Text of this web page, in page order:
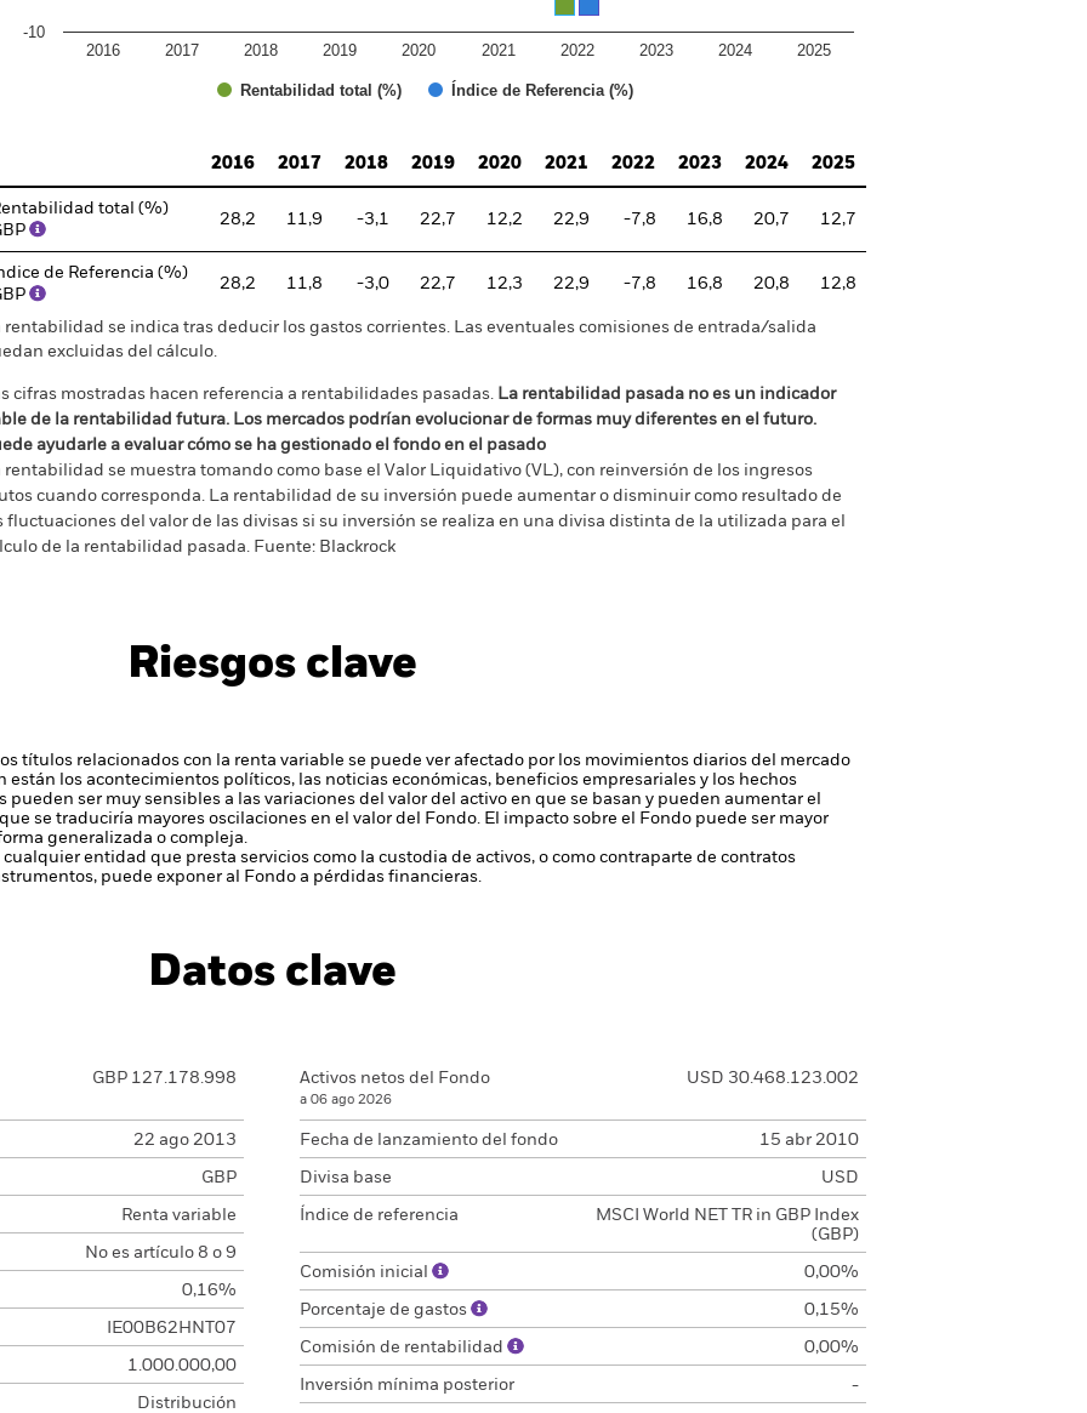
Rentabilidad total (%) Índice de Referencia (%)
2016 2017 2018 2019 2020 2021 2022 2023 2024 2025
-10
2016
2017 2018 2019 2020 2021 2022 2023 2024 2025
total (%)
28,2 11,9 -3,1 22,7 12,2 22,9 -7,8 16,8 20,7 12,7
de Referencia (%)
28,2 11,8 -3,0 22,7 12,3 22,9 -7,8 16,8 20,8 12,8
rentabilidad se indica tras deducir los gastos corrientes. Las eventuales comisiones de entrada/salida
excluidas del cálculo.
cifras mostradas hacen referencia a rentabilidades pasadas. La rentabilidad pasada no es un indicador
de la rentabilidad futura. Los mercados podrían evolucionar de formas muy diferentes en el futuro.
ayudarle a evaluar cómo se ha gestionado el fondo en el pasado
rentabilidad se muestra tomando como base el Valor Liquidativo (VL), con reinversión de los ingresos
cuando corresponda. La rentabilidad de su inversión puede aumentar o disminuir como resultado de
fluctuaciones del valor de las divisas si su inversión se realiza en una divisa distinta de la utilizada para el
de la rentabilidad pasada. Fuente: Blackrock
Riesgos clave
títulos relacionados con la renta variable se puede ver afectado por los movimientos diarios del mercado
los acontecimientos políticos, las noticias económicas, beneficios empresariales y los hechos
pueden ser muy sensibles a las variaciones del valor del activo en que se basan y pueden aumentar el
se traduciría mayores oscilaciones en el valor del Fondo. El impacto sobre el Fondo puede ser mayor
generalizada o compleja.
entidad que presta servicios como la custodia de activos, o como contraparte de contratos
puede exponer al Fondo a pérdidas financieras.
Datos clave
GBP 127.178.998
22 ago 2013
GBP
Renta variable
No es artículo 8 o 9
0,16%
IE00B62HNT07
1.000.000,00
Distribución
Activos netos del Fondo
a 06 ago 2026
USD 30.468.123.002
Fecha de lanzamiento del fondo 15 abr 2010
Divisa base USD
Índice de referencia
MSCI World NET TR in GBP Index
(GBP)
Comisión inicial 0,00%
Porcentaje de gastos 0,15%
Comisión de rentabilidad 0,00%
Inversión mínima posterior -